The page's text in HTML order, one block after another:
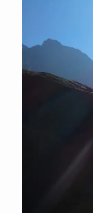
ドイツの
哲学者シ
カフカの
ローマ帝
イタリア